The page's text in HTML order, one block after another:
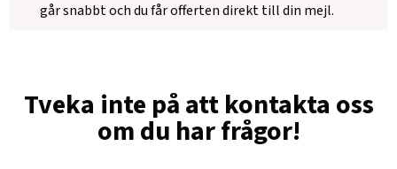
går snabbt och du får offerten direkt till din mejl.
Tveka inte på att kontakta oss
om du har frågor!